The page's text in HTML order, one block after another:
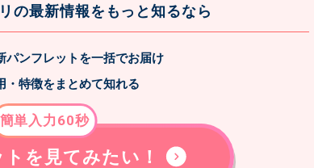
の最新情報をもっと知るなら
パンフレットを一括でお届け
・特徴をまとめて知れる
を見てみたい！
簡単入力60秒